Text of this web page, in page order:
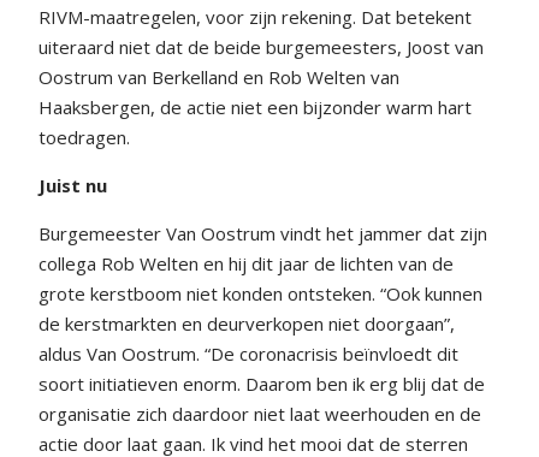
RIVM-maatregelen, voor zijn rekening. Dat betekent
uiteraard niet dat de beide burgemeesters, Joost van
Oostrum van Berkelland en Rob Welten van
Haaksbergen, de actie niet een bijzonder warm hart
toedragen.
Juist nu
Burgemeester Van Oostrum vindt het jammer dat zijn
collega Rob Welten en hij dit jaar de lichten van de
grote kerstboom niet konden ontsteken. “Ook kunnen
de kerstmarkten en deurverkopen niet doorgaan”,
aldus Van Oostrum. “De coronacrisis beïnvloedt dit
soort initiatieven enorm. Daarom ben ik erg blij dat de
organisatie zich daardoor niet laat weerhouden en de
actie door laat gaan. Ik vind het mooi dat de sterren